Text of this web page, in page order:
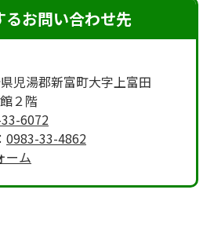
るお問い合わせ先
児湯郡新富町大字上富田
２階
6072
0983-33-4862
ーム